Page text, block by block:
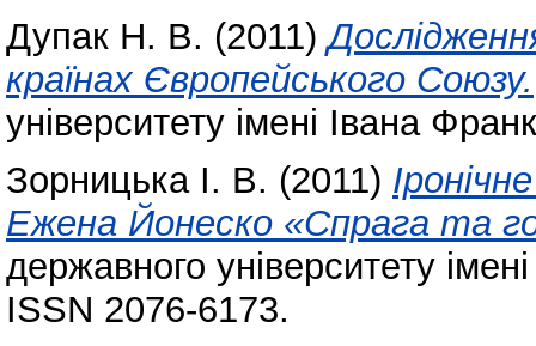
Дупак Н. В. (2011)
країнах Європейського Союзу.
університету імені Івана
Зорницька І. В. (2011)
Ежена Йонеско «Спрага та
державного університету
ISSN 2076-6173.